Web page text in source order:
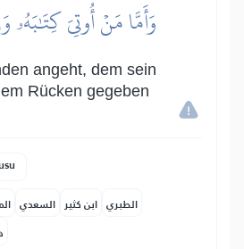
وَأَمَّا مَنۡ أُوتِيَ كِتَٰبَهُۥ
angeht, dem sein
Rücken gegeben
السعدي ابن كثير الطبري